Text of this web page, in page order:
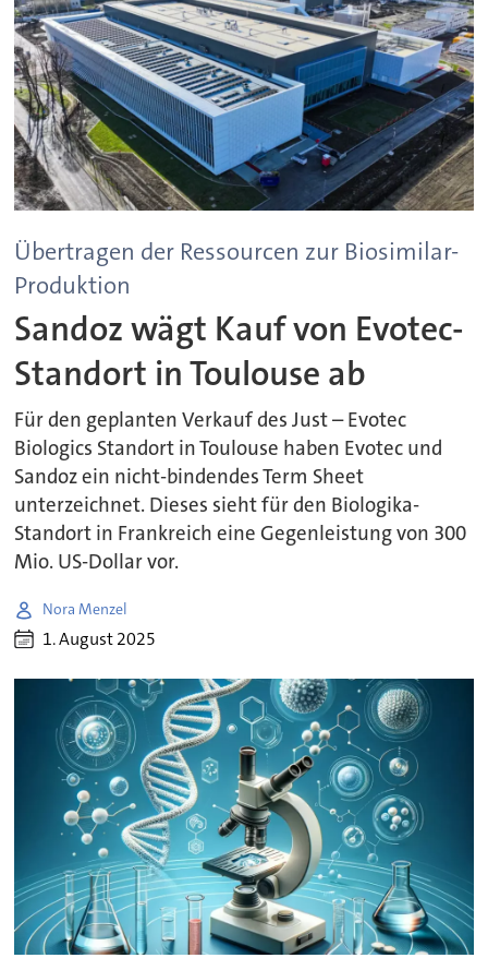
Übertragen der Ressourcen zur Biosimilar-
Produktion
Sandoz wägt Kauf von Evotec-
Standort in Toulouse ab
Für den geplanten Verkauf des Just – Evotec
Biologics Standort in Toulouse haben Evotec und
Sandoz ein nicht-bindendes Term Sheet
unterzeichnet. Dieses sieht für den Biologika-
Standort in Frankreich eine Gegenleistung von 300
Mio. US-Dollar vor.
Nora Menzel
1. August 2025